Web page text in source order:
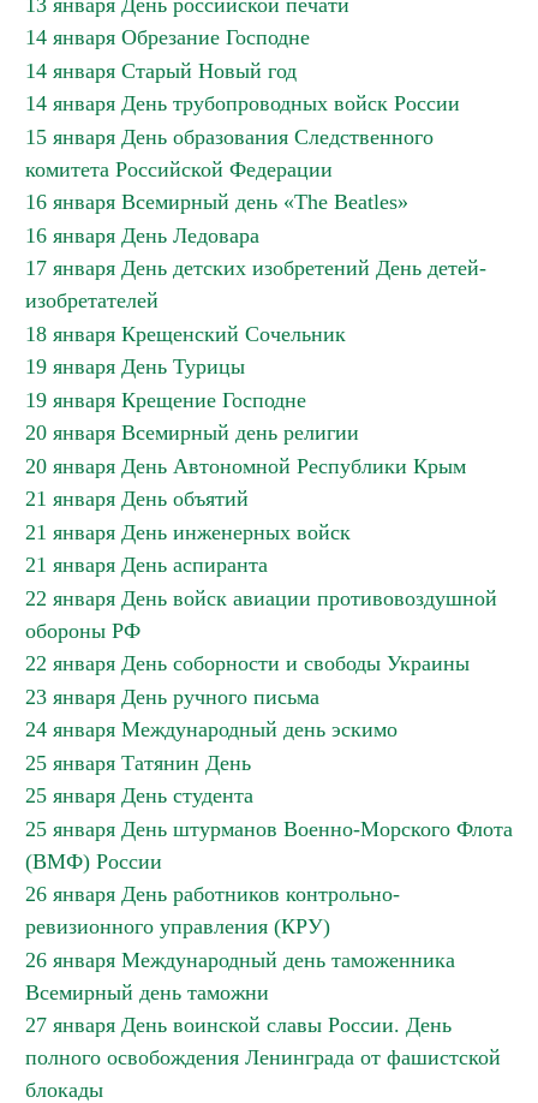
13 января День российской печати
14 января Обрезание Господне
14 января Старый Новый год
14 января День трубопроводных войск России
15 января День образования Следственного
комитета Российской Федерации
16 января Всемирный день «The Beatles»
16 января День Ледовара
17 января День детских изобретений День детей-
изобретателей
18 января Крещенский Сочельник
19 января День Турицы
19 января Крещение Господне
20 января Всемирный день религии
20 января День Автономной Республики Крым
21 января День объятий
21 января День инженерных войск
21 января День аспиранта
22 января День войск авиации противовоздушной
обороны РФ
22 января День соборности и свободы Украины
23 января День ручного письма
24 января Международный день эскимо
25 января Татянин День
25 января День студента
25 января День штурманов Военно-Морского Флота
(ВМФ) России
26 января День работников контрольно-
ревизионного управления (КРУ)
26 января Международный день таможенника
Всемирный день таможни
27 января День воинской славы России. День
полного освобождения Ленинграда от фашистской
блокады